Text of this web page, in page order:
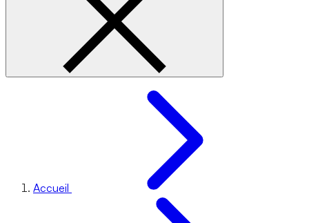
Accueil